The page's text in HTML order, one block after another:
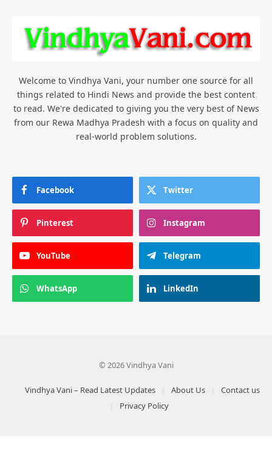
Welcome to Vindhya Vani, your number one source for all
things related to Hindi News and provide the best content
to read. We're dedicated to giving you the very best of News
from our Rewa Madhya Pradesh with a focus on quality and
real-world problem solutions.
Facebook Twitter
Pinterest Instagram
YouTube Telegram
WhatsApp LinkedIn
© 2026 Vindhya Vani
Vindhya Vani – Read Latest Updates About Us
Contact us
Privacy Policy